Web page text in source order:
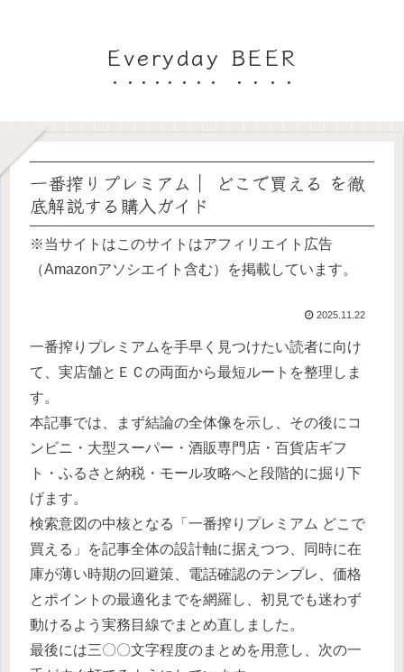
Everyday BEER
一番搾りプレミアム｜ どこで買える を徹
底解説する購入ガイド
※当サイトはこのサイトはアフィリエイト広告
（Amazonアソシエイト含む）を掲載しています。
2025.11.22
一番搾りプレミアムを手早く見つけたい読者に向け
て、実店舗とＥＣの両面から最短ルートを整理しま
す。
本記事では、まず結論の全体像を示し、その後にコ
ンビニ・大型スーパー・酒販専門店・百貨店ギフ
ト・ふるさと納税・モール攻略へと段階的に掘り下
げます。
検索意図の中核となる「一番搾りプレミアム どこで
買える」を記事全体の設計軸に据えつつ、同時に在
庫が薄い時期の回避策、電話確認のテンプレ、価格
とポイントの最適化までを網羅し、初見でも迷わず
動けるよう実務目線でまとめ直しました。
最後には三〇〇文字程度のまとめを用意し、次の一